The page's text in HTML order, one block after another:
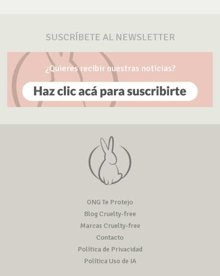
SUSCRÍBETE AL NEWSLETTER
¿Quieres recibir nuestras noticias?
ONG Te Protejo
Blog Cruelty-free
Marcas Cruelty-free
Contacto
Política de Privacidad
Política Uso de IA